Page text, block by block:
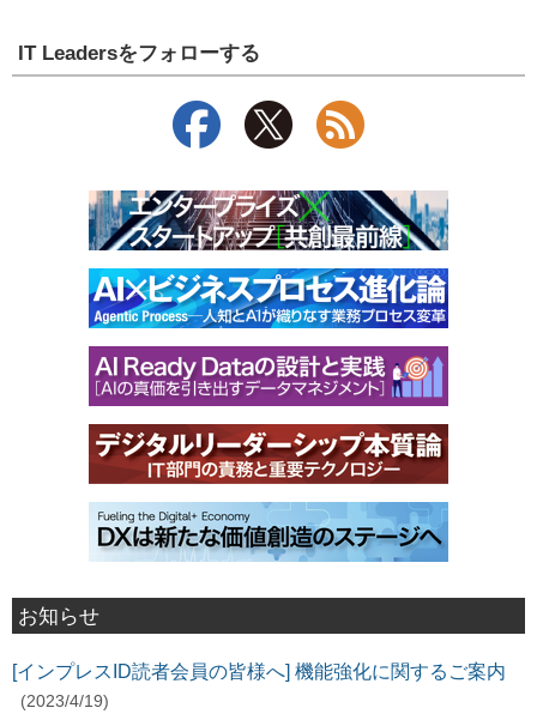
IT Leadersをフォローする
お知らせ
[インプレスID読者会員の皆様へ] 機能強化に関するご案内
(2023/4/19)